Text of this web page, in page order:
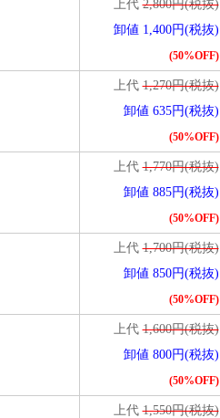
上代2,800円(税抜)
卸値 1,400円(税抜)
(50%OFF)
上代1,270円(税抜)
卸値 635円(税抜)
(50%OFF)
上代1,770円(税抜)
卸値 885円(税抜)
(50%OFF)
上代1,700円(税抜)
卸値 850円(税抜)
(50%OFF)
上代1,600円(税抜)
卸値 800円(税抜)
(50%OFF)
上代1,550円(税抜)